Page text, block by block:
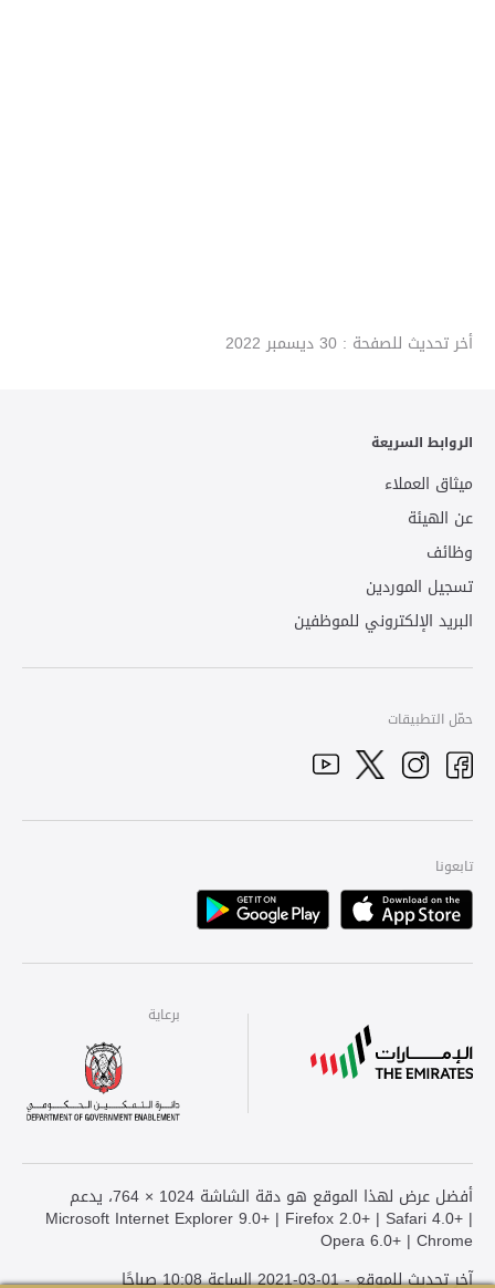
أخر تحديث للصفحة : 30 ديسمبر 2022
الروابط السريعة
ميثاق العملاء
عن الهيئة
وظائف
تسجيل الموردين
البريد الإلكتروني للموظفين
حمّل التطبيقات
Facebook
Instagram
Twitter
YouTube
تابعونا
Apple
Playstore
برعاية
برعاية
أفضل عرض لهذا الموقع هو دقة الشاشة 1024 × 764، يدعم
Microsoft Internet Explorer 9.0+ | Firefox 2.0+ | Safari 4.0+ |
Opera 6.0+ | Chrome
آخر تحديث للموقع - 01-03-2021 الساعة 10:08 صباحًا